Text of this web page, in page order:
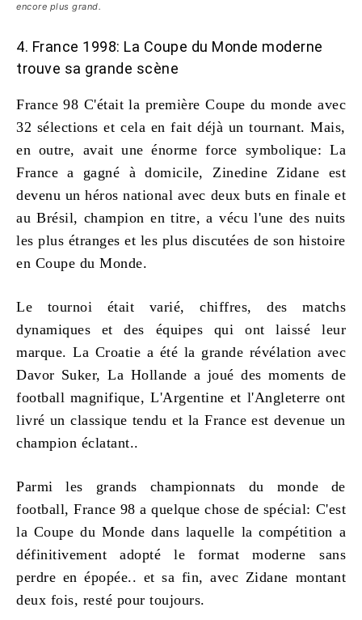
encore plus grand.
4. France 1998: La Coupe du Monde moderne
trouve sa grande scène
France 98 C'était la première Coupe du monde avec
32 sélections et cela en fait déjà un tournant. Mais,
en outre, avait une énorme force symbolique: La
France a gagné à domicile, Zinedine Zidane est
devenu un héros national avec deux buts en finale et
au Brésil, champion en titre, a vécu l'une des nuits
les plus étranges et les plus discutées de son histoire
en Coupe du Monde.
Le tournoi était varié, chiffres, des matchs
dynamiques et des équipes qui ont laissé leur
marque. La Croatie a été la grande révélation avec
Davor Suker, La Hollande a joué des moments de
football magnifique, L'Argentine et l'Angleterre ont
livré un classique tendu et la France est devenue un
champion éclatant..
Parmi les grands championnats du monde de
football, France 98 a quelque chose de spécial: C'est
la Coupe du Monde dans laquelle la compétition a
définitivement adopté le format moderne sans
perdre en épopée.. et sa fin, avec Zidane montant
deux fois, resté pour toujours.